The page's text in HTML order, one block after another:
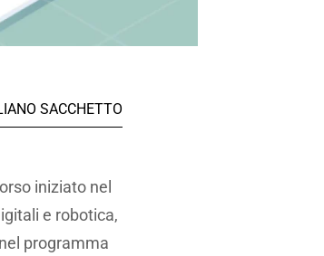
SACCHETTO
iniziato nel
e robotica,
programma